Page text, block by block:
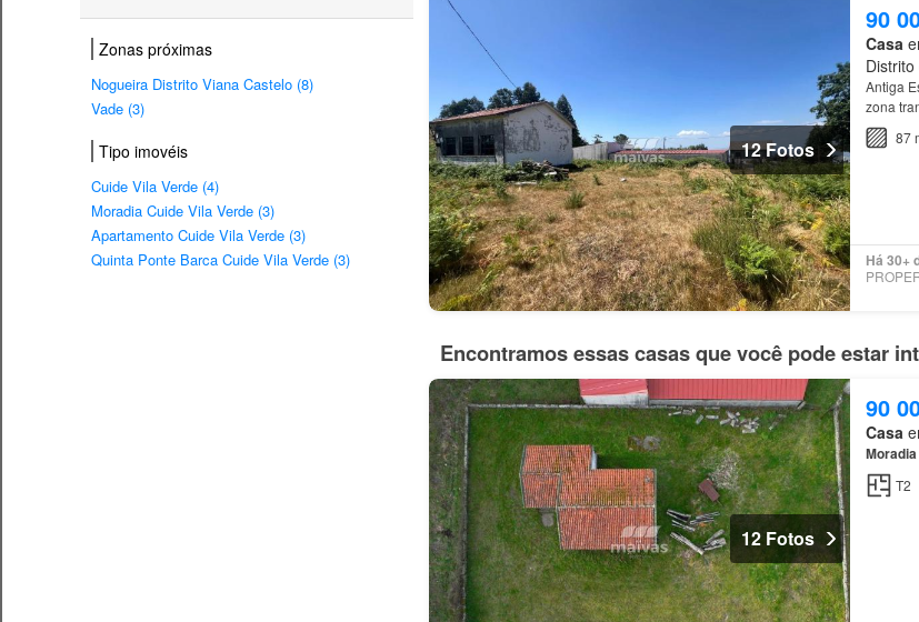
Zonas próximas
Nogueira Distrito Viana Castelo (8)
Vade (3)
Tipo imovéis
Cuide Vila Verde (4)
Moradia Cuide Vila Verde (3)
Apartamento Cuide Vila Verde (3)
Quinta Ponte Barca Cuide Vila Verde (3)
12 Fotos
90
Casa
Antiga
zona
87
Há 30+
Encontramos essas casas que você pode estar
12 Fotos
90
Casa
Moradia
T2